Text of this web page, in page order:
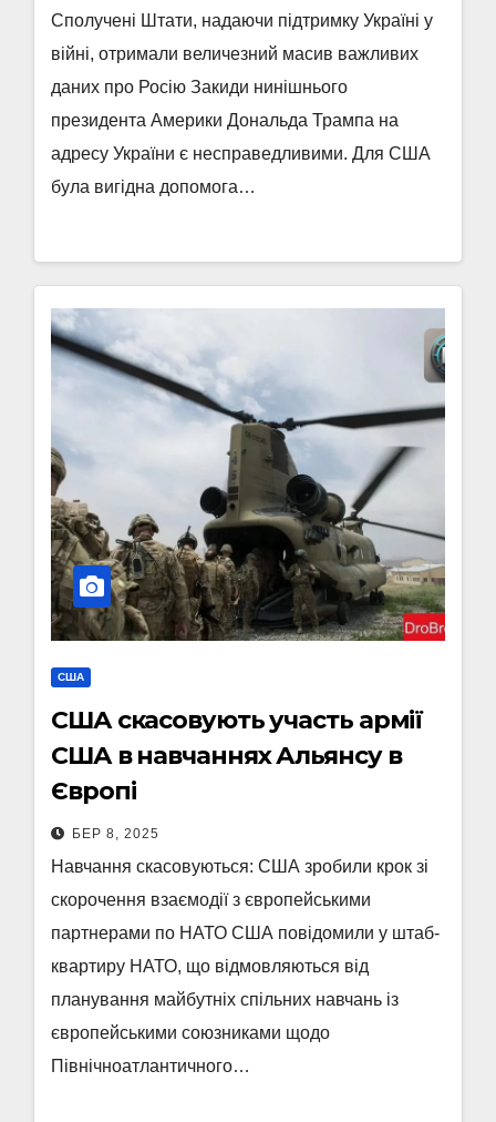
Сполучені Штати, надаючи підтримку Україні у
війні, отримали величезний масив важливих
даних про Росію Закиди нинішнього
президента Америки Дональда Трампа на
адресу України є несправедливими. Для США
була вигідна допомога…
США
США скасовують участь армії
США в навчаннях Альянсу в
Європі
БЕР 8, 2025
Навчання скасовуються: США зробили крок зі
скорочення взаємодії з європейськими
партнерами по НАТО США повідомили у штаб-
квартиру НАТО, що відмовляються від
планування майбутніх спільних навчань із
європейськими союзниками щодо
Північноатлантичного…